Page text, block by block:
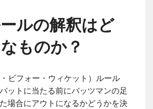
ルの解釈はど
ものか？
ビフォー・ウィケット）ルール
ットに当たる前にバッツマンの足
場合にアウトになるかどうかを決